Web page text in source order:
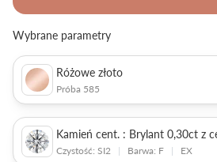
Wybrane parametry
Różowe złoto
Próba 585
Kamień cent. : Brylant 0,30ct z
Czystość: SI2 | Barwa: F | EX